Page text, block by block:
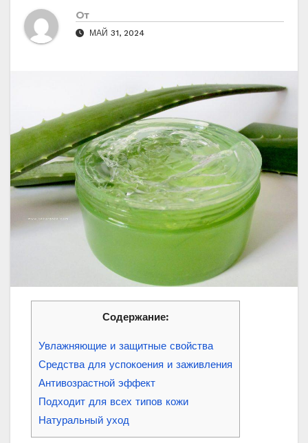
От
МАЙ 31, 2024
Содержание:
Увлажняющие и защитные свойства
Средства для успокоения и заживления
Антивозрастной эффект
Подходит для всех типов кожи
Натуральный уход